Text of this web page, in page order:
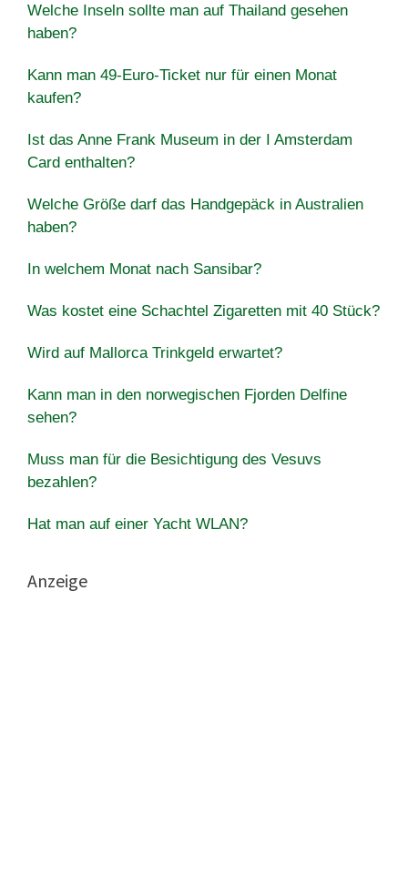
Welche Inseln sollte man auf Thailand gesehen
haben?
Kann man 49-Euro-Ticket nur für einen Monat
kaufen?
Ist das Anne Frank Museum in der I Amsterdam
Card enthalten?
Welche Größe darf das Handgepäck in Australien
haben?
In welchem Monat nach Sansibar?
Was kostet eine Schachtel Zigaretten mit 40 Stück?
Wird auf Mallorca Trinkgeld erwartet?
Kann man in den norwegischen Fjorden Delfine
sehen?
Muss man für die Besichtigung des Vesuvs
bezahlen?
Hat man auf einer Yacht WLAN?
Anzeige